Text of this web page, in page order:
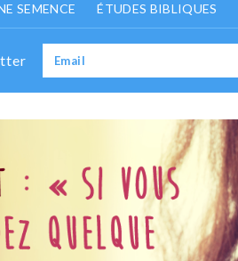
SEMENCE ÉTUDES BIBLIQUES